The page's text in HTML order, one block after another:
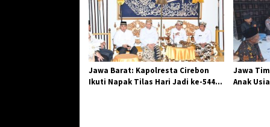
Jawa Barat: Kapolresta Cirebon
Ikuti Napak Tilas Hari Jadi ke-544,
Jawa
Anak